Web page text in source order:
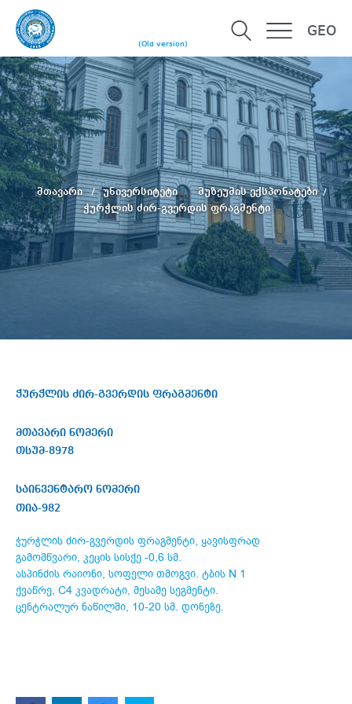
(Old version)
GEO
მთავარი უნივერსიტეტი
მუზეუმის ექსპონატები
ჭურჭლის ძირ-გვერდის ფრაგმენტი
ჭურჭლის ძირ-გვერდის ფრაგმენტი
მთავარი ნომერი
თსუმ-8978
საინვენტარო ნომერი
თია-982
ჭურჭლის ძირ-გვერდის ფრაგმენტი, ყავისფრად
გამომწვარი, კეცის სისქე -0,6 სმ.
ასპინძის რაიონი, სოფელი თმოგვი. ტბის N 1
ქვაწრე, C4 კვადრატი, მესამე სეგმენტი.
ცენტრალურ ნაწილში, 10-20 სმ. დონეზე.